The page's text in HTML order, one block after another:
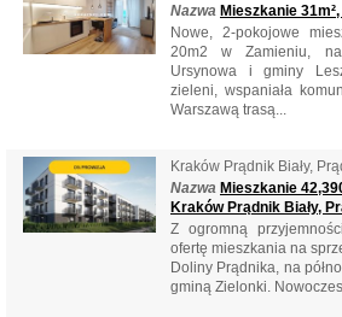
Nazwa Mieszkanie
Nowe, 2-pokojowe
20m2 w Zamieniu,
Ursynowa i gminy
zieleni, wspaniała
Warszawą trasą...
Kraków Prądnik Biały,
Nazwa Mieszkanie
Kraków Prądnik Biały,
Z ogromną
ofertę mieszkania na
Doliny Prądnika, na
gminą Zielonki.